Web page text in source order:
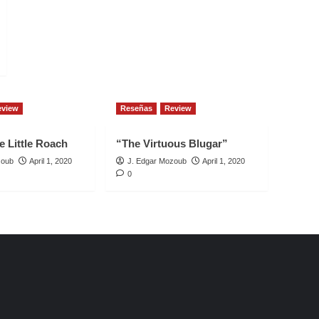
Little Roach
April 1, 2020
Reseñas Review
“The Virtuous Blugar”
J. Edgar Mozoub
April 1, 2020
0